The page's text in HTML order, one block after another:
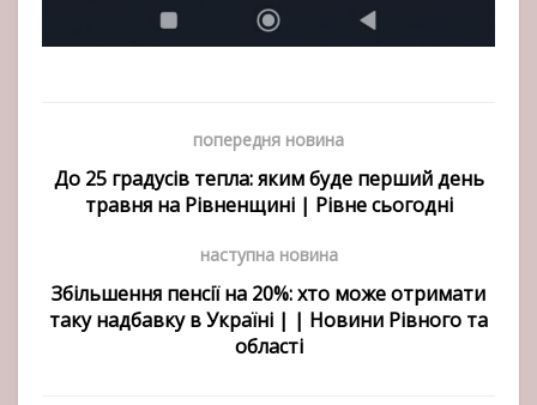
попередня новина
До 25 градусів тепла: яким буде перший день
травня на Рівненщині | Рівне сьогодні
наступна новина
Збільшення пенсії на 20%: хто може отримати
таку надбавку в Україні | | Новини Рівного та
області